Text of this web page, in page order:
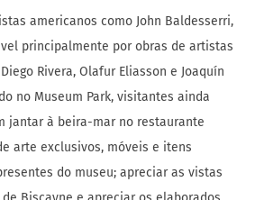
americanos como John Baldesserri,
principalmente por obras de artistas
Rivera, Olafur Eliasson e Joaquín
no Museum Park, visitantes ainda
jantar à beira-mar no restaurante
arte exclusivos, móveis e itens
do museu; apreciar as vistas